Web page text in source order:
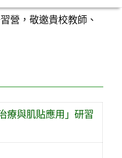
營，敬邀貴校教師、
療與肌貼應用」研習